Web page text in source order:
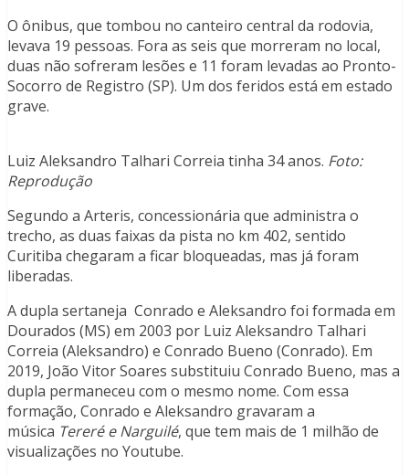
O ônibus, que tombou no canteiro central da rodovia,
levava 19 pessoas. Fora as seis que morreram no local,
duas não sofreram lesões e 11 foram levadas ao Pronto-
Socorro de Registro (SP). Um dos feridos está em estado
grave.
Luiz Aleksandro Talhari Correia tinha 34 anos. Foto:
Reprodução
Segundo a Arteris, concessionária que administra o
trecho, as duas faixas da pista no km 402, sentido
Curitiba chegaram a ficar bloqueadas, mas já foram
liberadas.
A dupla sertaneja Conrado e Aleksandro foi formada em
Dourados (MS) em 2003 por Luiz Aleksandro Talhari
Correia (Aleksandro) e Conrado Bueno (Conrado). Em
2019, João Vitor Soares substituiu Conrado Bueno, mas a
dupla permaneceu com o mesmo nome. Com essa
formação, Conrado e Aleksandro gravaram a
música Tereré e Narguilé, que tem mais de 1 milhão de
visualizações no Youtube.